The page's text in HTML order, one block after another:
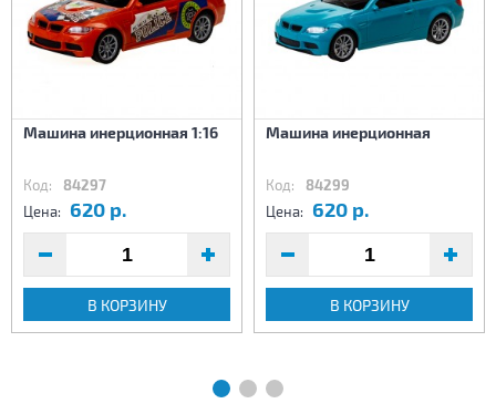
Машина инерционная 1:16
Код: 84297
Цена: 620 р.
В КОРЗИНУ
Машина инерционная
Код: 84299
Цена: 620 р.
В КОРЗИНУ